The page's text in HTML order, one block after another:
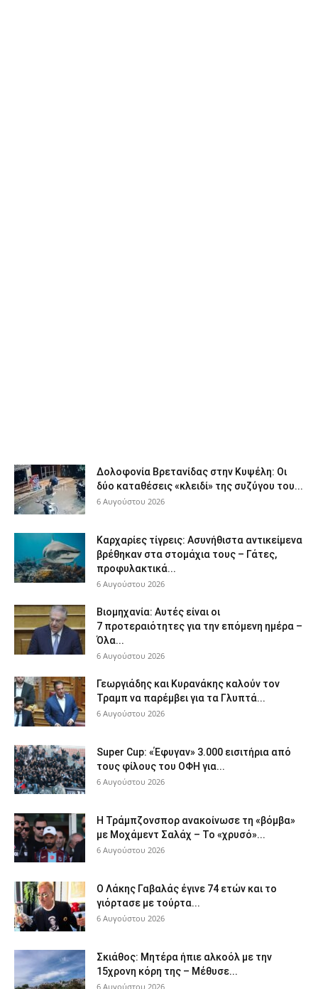
Δολοφονία Βρετανίδας στην Κυψέλη: Οι
δύο καταθέσεις «κλειδί» της συζύγου του...
6 Αυγούστου 2026
Καρχαρίες τίγρεις: Ασυνήθιστα αντικείμενα
βρέθηκαν στα στομάχια τους – Γάτες,
προφυλακτικά...
6 Αυγούστου 2026
Βιομηχανία: Αυτές είναι οι
7 προτεραιότητες για την επόμενη ημέρα –
Όλα...
6 Αυγούστου 2026
Γεωργιάδης και Κυρανάκης καλούν τον
Τραμπ να παρέμβει για τα Γλυπτά...
6 Αυγούστου 2026
Super Cup: «Έφυγαν» 3.000 εισιτήρια από
τους φίλους του ΟΦΗ για...
6 Αυγούστου 2026
Η Τράμπζονσπορ ανακοίνωσε τη «βόμβα»
με Μοχάμεντ Σαλάχ – Το «χρυσό»...
6 Αυγούστου 2026
Ο Λάκης Γαβαλάς έγινε 74 ετών και το
γιόρτασε με τούρτα...
6 Αυγούστου 2026
Σκιάθος: Μητέρα ήπιε αλκοόλ με την
15χρονη κόρη της – Μέθυσε...
6 Αυγούστου 2026